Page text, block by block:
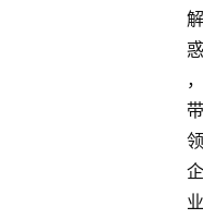
解
惑
，
带
领
企
业